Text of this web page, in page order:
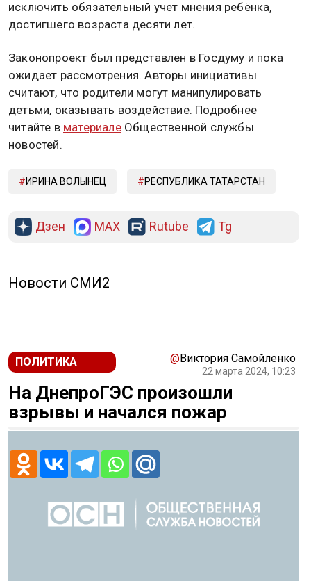
исключить обязательный учет мнения ребёнка,
достигшего возраста десяти лет.
Законопроект был представлен в Госдуму и пока
ожидает рассмотрения. Авторы инициативы
считают, что родители могут манипулировать
детьми, оказывать воздействие. Подробнее
читайте в материалеОбщественной службы
новостей.
ИРИНА ВОЛЫНЕЦ РЕСПУБЛИКА ТАТАРСТАН
Дзен MAX Rutube Tg
Новости СМИ2
ПОЛИТИКА @Виктория Самойленко
22 марта 2024, 10:23
На ДнепроГЭС произошли
взрывы и начался пожар